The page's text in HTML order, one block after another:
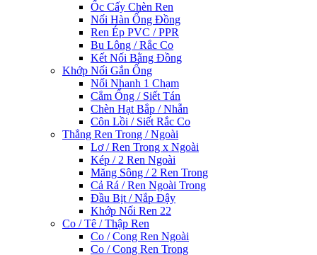
Ốc Cấy Chèn Ren
Nối Hàn Ống Đồng
Ren Ép PVC / PPR
Bu Lông / Rắc Co
Kết Nối Bằng Đồng
Khớp Nối Gắn Ống
Nối Nhanh 1 Chạm
Cắm Ống / Siết Tán
Chèn Hạt Bắp / Nhẫn
Côn Lồi / Siết Rắc Co
Thẳng Ren Trong / Ngoài
Lơ / Ren Trong x Ngoài
Kép / 2 Ren Ngoài
Măng Sông / 2 Ren Trong
Cả Rá / Ren Ngoài Trong
Đầu Bịt / Nắp Đậy
Khớp Nối Ren 22
Co / Tê / Thập Ren
Co / Cong Ren Ngoài
Co / Cong Ren Trong